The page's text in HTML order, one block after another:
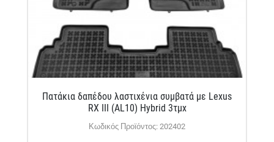
Πατάκια δαπέδου λαστιχένια συμβατά με Lexus
RX III (AL10) Hybrid 3τμχ
Κωδικός Προϊόντος: 202402